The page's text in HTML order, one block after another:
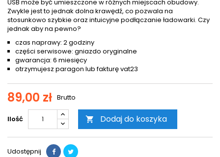
USB może być umieszczone w różnych miejscach obudowy.
Zwykle jest to jednak dolna krawędź, co pozwala na
stosunkowo szybkie oraz intuicyjne podłączanie ładowarki. Czy
jednak aby na pewno?
czas naprawy: 2 godziny
części serwisowe: gniazdo oryginalne
gwarancja: 6 miesięcy
otrzymujesz paragon lub fakturę vat23
89,00 zł Brutto
Ilość  Dodaj do koszyka
Udostępnij